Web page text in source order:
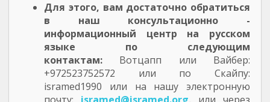
Для этого, вам достаточно обратиться
в наш консультационно -
информационный центр на русском
языке по следующим
контактам: Вотцапп или Вайбер:
+972523752572 или по Скайпу:
isramed1990 или на нашу электронную